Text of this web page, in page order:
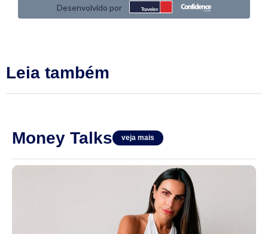
Leia também
Money Talks veja mais